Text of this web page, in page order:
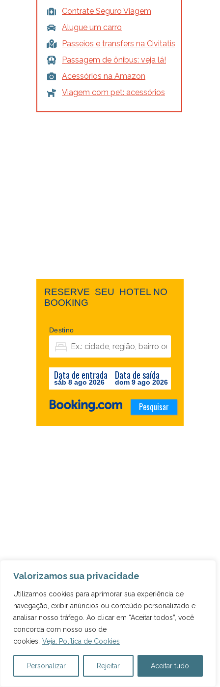
Valorizamos sua privacidade
Utilizamos cookies para aprimorar sua experiência de
navegação, exibir anúncios ou conteúdo personalizado e
analisar nosso tráfego. Ao clicar em “Aceitar todos”, você
concorda com nosso uso de
cookies. Veja: Política de Cookies
Personalizar Rejeitar Aceitar tudo
Contrate Seguro Viagem
Alugue um carro
Passeios e transfers na Civitatis
Passagem de ônibus: veja lá!
Acessórios na Amazon
Viagem com pet: acessórios
RESERVE ​ ​SEU ​ ​HOTEL NO ​ ​
BOOKING
Destino
Data de entrada
sáb 8 ago 2026
Data de saída
dom 9 ago 2026
ARQUIVOS DO BLOG